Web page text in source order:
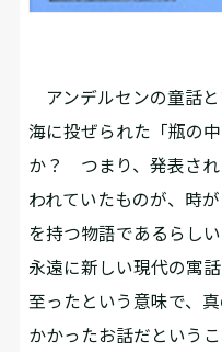
アンデルセンの童話
海に投ぜられた「瓶の
か？ つまり、発表され
われていたものが、時
を持つ物語であるらし
永遠に新しい現代の寓
至ったという意味で、
かかったお話だというこ